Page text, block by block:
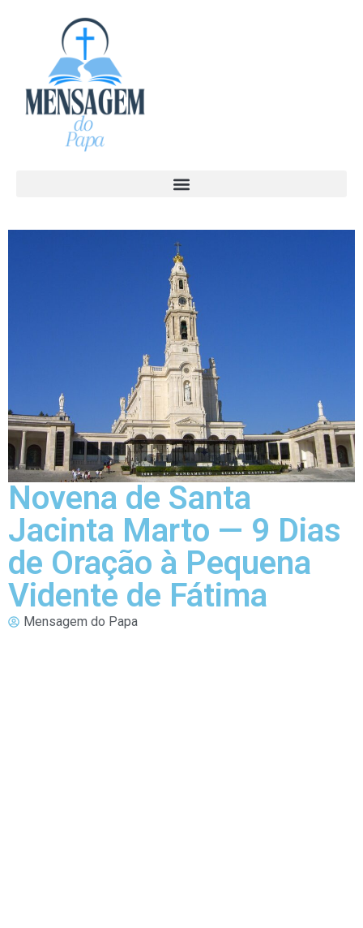
Novena de Santa
Jacinta Marto — 9 Dias
de Oração à Pequena
Vidente de Fátima
Mensagem do Papa